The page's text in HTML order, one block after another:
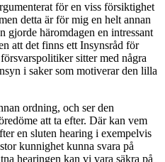
för en viss försiktighet
detta är för mig en helt annan
gjorde häromdagen en intressant
att det finns ett Insynsråd för
sitter med några
i saker som motiverar den lilla
ordning, och ser den
att ta efter. Där kan vem
en sluten hearing i exempelvis
kunnighet kunna svara på
hearingen kan vi vara säkra på